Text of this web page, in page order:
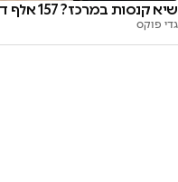
שיא קנסות במרכז? 157 אלף דוחות חנייה הונפקו בבני ברק
גדי פוקס